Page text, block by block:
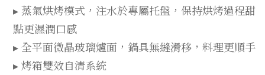
▸ 蒸氣烘烤模式，注水於專屬托盤，保持烘烤過程甜
點更濕潤口感
▸ 全平面微晶玻璃爐面，鍋具無縫滑移，料理更順手
▸ 烤箱雙效自清系統